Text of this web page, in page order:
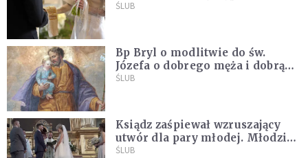
do ślubu konkordatowego?
ŚLUB
Bp Bryl o modlitwie do św.
Józefa o dobrego męża i dobrą
żonę: Nie bójmy się wołać do
ŚLUB
Ksiądz zaśpiewał wzruszający
utwór dla pary młodej. Młodzi
nie kryli wzruszenia [MUZYKA]
ŚLUB